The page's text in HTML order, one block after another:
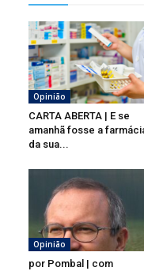
Opinião
CARTA ABERTA | E se
amanhã fosse a
da sua...
Opinião
por Pombal | com